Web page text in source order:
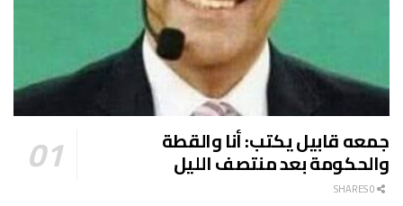
جمعه قابيل يكتب: أنا والقطة
والحكومة بعد منتصف الليل